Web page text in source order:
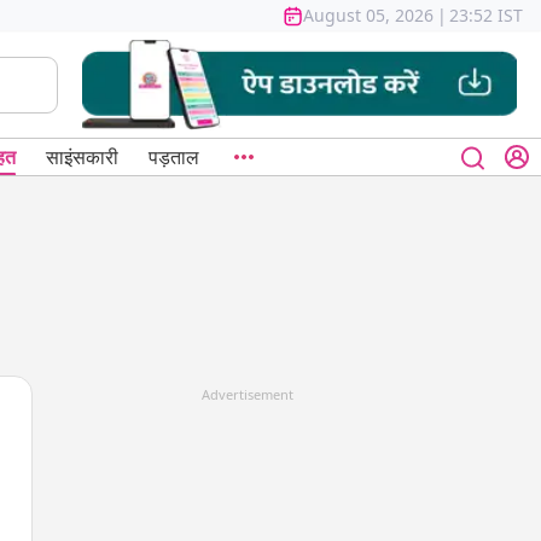
August 05, 2026 | 23:52 IST
साइंसकारी पड़ताल
Advertisement